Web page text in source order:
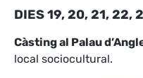
DIES 19, 20, 21, 22,
Càsting al Palau
local sociocultural.